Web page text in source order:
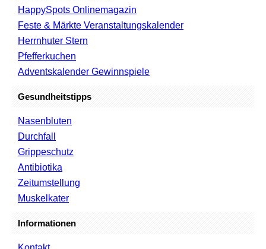
HappySpots Onlinemagazin
Feste & Märkte Veranstaltungskalender
Herrnhuter Stern
Pfefferkuchen
Adventskalender Gewinnspiele
Gesundheitstipps
Nasenbluten
Durchfall
Grippeschutz
Antibiotika
Zeitumstellung
Muskelkater
Informationen